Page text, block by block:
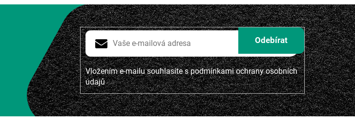
Vložením e-mailu souhlasíte spodmínkami ochrany osobních
údajů